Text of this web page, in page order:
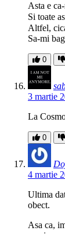
Asta e
Si toate
Altfel,
Sa-mi
0
3 martie
La
0
4 martie
Ultima
obect.
Asa ca,